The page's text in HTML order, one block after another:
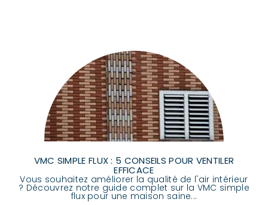
VMC SIMPLE FLUX : 5 CONSEILS POUR VENTILER
EFFICACE
Vous souhaitez améliorer la qualité de l'air intérieur
? Découvrez notre guide complet sur la VMC simple
flux pour une maison saine...